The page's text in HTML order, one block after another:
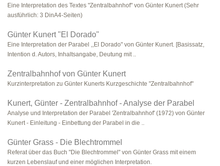
Eine Interpretation des Textes "Zentralbahnhof" von Günter Kunert (Sehr
ausführlich: 3 DinA4-Seiten)
Günter Kunert "El Dorado"
Eine Interpretation der Parabel ,,El Dorado" von Günter Kunert. [Basissatz,
Intention d. Autors, Inhaltsangabe, Deutung mit ..
Zentralbahnhof von Günter Kunert
Kurzinterpretation zu Günter Kunerts Kurzgeschichte "Zentralbahnhof"
Kunert, Günter - Zentralbahnhof - Analyse der Parabel
Analyse und Interpretation der Parabel 'Zentralbahnhof' (1972) von Günter
Kunert - Einleitung - Einbettung der Parabel in die ..
Günter Grass - Die Blechtrommel
Referat über das Buch "Die Blechtrommel" von Günter Grass mit einem
kurzen Lebenslauf und einer möglichen Interpretation.